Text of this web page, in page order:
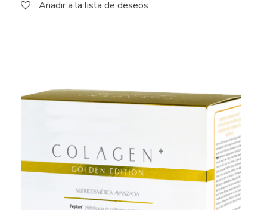
Añadir a la lista de deseos